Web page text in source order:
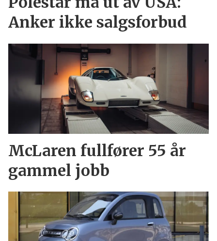
Anker ikke salgsforbud
McLaren fullfører 55 år
gammel jobb